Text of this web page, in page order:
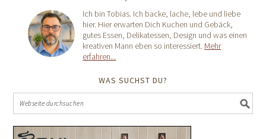
Ich bin Tobias. Ich backe, lache, lebe und liebe
hier. Hier erwarten Dich Kuchen und Gebäck,
gutes Essen, Delikatessen, Design und was einen
kreativen Mann eben so interessiert. Mehr
erfahren...
WAS SUCHST DU?